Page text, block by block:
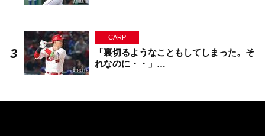
CARP
「裏切るようなこともしてしまった。そ
れなのに・・」…